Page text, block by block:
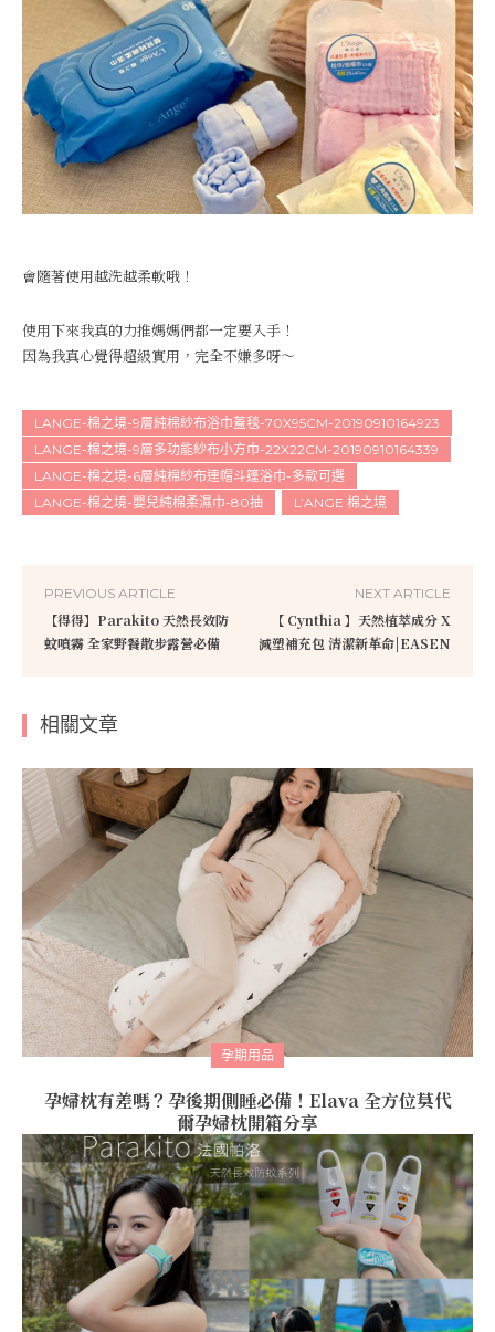
會隨著使用越洗越柔軟哦！
使用下來我真的力推媽媽們都一定要入手！
因為我真心覺得超級實用，完全不嫌多呀～
LANGE-棉之境-9層純棉紗布浴巾蓋毯-70X95CM-20190910164923
LANGE-棉之境-9層多功能紗布小方巾-22X22CM-20190910164339
LANGE-棉之境-6層純棉紗布連帽斗篷浴巾-多款可選
LANGE-棉之境-嬰兒純棉柔濕巾-80抽
L’ANGE 棉之境
PREVIOUS ARTICLE
【得得】Parakito 天然長效防
蚊噴霧 全家野餐散步露營必備
NEXT ARTICLE
【 Cynthia 】天然植萃成分 X
減塑補充包 清潔新革命|EASEN
相關文章
孕期用品
孕婦枕有差嗎？孕後期側睡必備！Elava 全方位莫代
爾孕婦枕開箱分享